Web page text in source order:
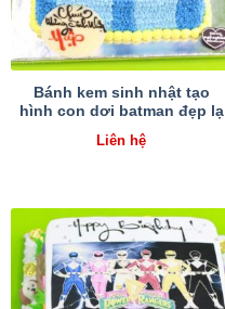
Bánh kem sinh nhật tạo
hình con dơi batman đẹp lạ
Liên hệ